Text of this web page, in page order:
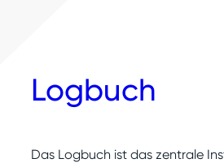
Logbuch
Das Logbuch ist das zentrale